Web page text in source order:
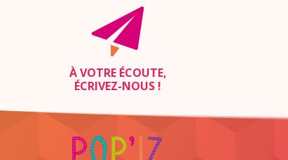
À VOTRE ÉCOUTE,
ÉCRIVEZ-NOUS !